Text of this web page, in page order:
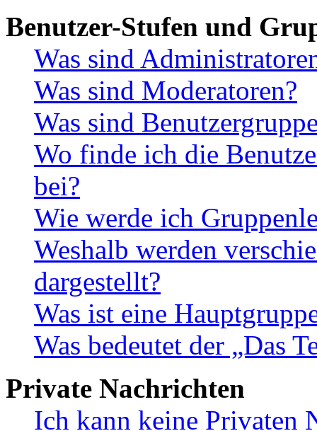
Benutzer-Stufen und
Was sind
Was sind Moderatoren?
Was sind
Wo finde ich die
bei?
Wie werde ich
Weshalb werden
dargestellt?
Was ist eine
Was bedeutet der „Das
Private Nachrichten
Ich kann keine Privaten